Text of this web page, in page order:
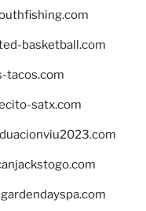
basketball.com
tacos.com
satx.com